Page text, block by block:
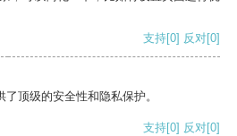
支持[0] 反对[0]
顶级的安全性和隐私保护。
支持[0] 反对[0]